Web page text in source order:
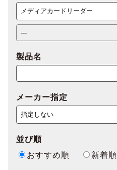
製品名
メーカー指定
並び順
おすすめ順
新着順